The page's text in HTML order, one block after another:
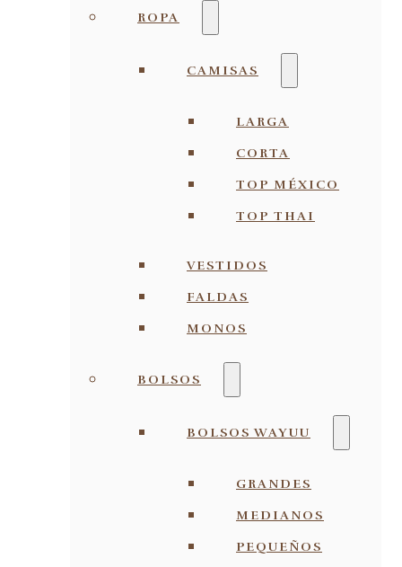
ROPA
CAMISAS
LARGA
CORTA
TOP MÉXICO
TOP THAI
VESTIDOS
FALDAS
MONOS
BOLSOS
BOLSOS WAYUU
GRANDES
MEDIANOS
PEQUEÑOS